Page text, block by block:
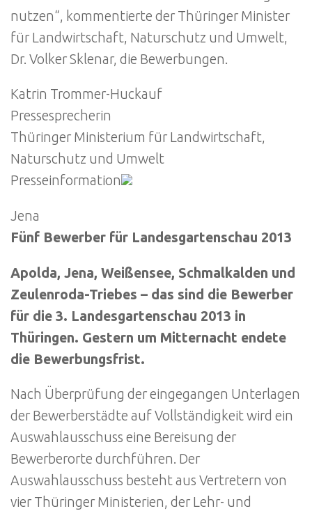
nutzen“, kommentierte der Thüringer Minister
für Landwirtschaft, Naturschutz und Umwelt,
Dr. Volker Sklenar, die Bewerbungen.
Katrin Trommer-Huckauf
Pressesprecherin
Thüringer Ministerium für Landwirtschaft,
Naturschutz und Umwelt
Presseinformation
Jena
Fünf Bewerber für Landesgartenschau 2013
Apolda, Jena, Weißensee, Schmalkalden und
Zeulenroda-Triebes – das sind die Bewerber
für die 3. Landesgartenschau 2013 in
Thüringen. Gestern um Mitternacht endete
die Bewerbungsfrist.
Nach Überprüfung der eingegangen Unterlagen
der Bewerberstädte auf Vollständigkeit wird ein
Auswahlausschuss eine Bereisung der
Bewerberorte durchführen. Der
Auswahlausschuss besteht aus Vertretern von
vier Thüringer Ministerien, der Lehr- und